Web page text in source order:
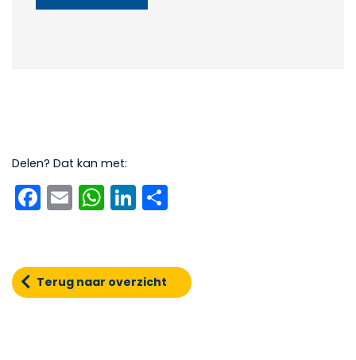
Delen? Dat kan met:
Facebook
EmailWhatsApp
LinkedIn
Terug naar overzicht